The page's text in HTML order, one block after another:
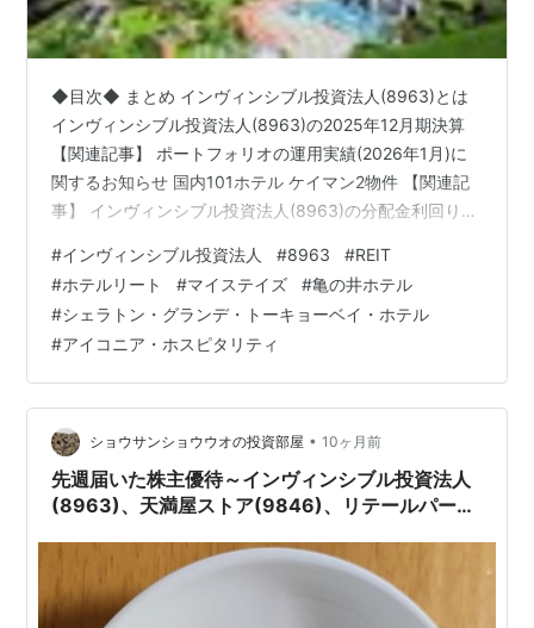
◆目次◆ まとめ インヴィンシブル投資法人(8963)とは
インヴィンシブル投資法人(8963)の2025年12月期決算
【関連記事】 ポートフォリオの運用実績(2026年1月)に
関するお知らせ 国内101ホテル ケイマン2物件 【関連記
事】 インヴィンシブル投資法人(8963)の分配金利回り
ブル投資法人(8963)の投資主優待 【関連記事】 ブログ
をご覧頂き、ありがとうございます。 皆さんは、ホテル
系REITについても興味をお持ちでしょうか？ インヴィン
シブル投資法人(8963)は、 114のホテルを保有している
REITです。 …
#インヴィンシブル投資法人 #8963 #REIT
#ホテルリート #マイステイズ #亀の井ホテル
#シェラトン・グランデ・トーキョーベイ・ホテル
#アイコニア・ホスピタリティ
ショウサンショウウオの投資部屋 • 10ヶ月前
先週届いた株主優待～インヴィンシブル投資法人
(8963)、天満屋ストア(9846)、リテールパート
業(8285)～